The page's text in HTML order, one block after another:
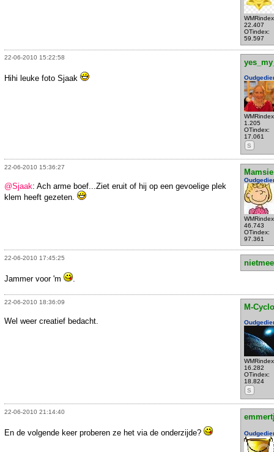
22.407
OTindex:
59.597
22-06-2010 15:22:58
1.205
OTindex:
17.061
S
Hihi leuke foto Sjaak
22-06-2010 15:36:27
Mamsie
46.743
OTindex:
97.361
@Sjaak: Ach arme boef...Ziet eruit of hij op een gevoelige plek
klem heeft gezeten.
22-06-2010 17:45:25
Jammer voor 'm
22-06-2010 18:36:09
M-
16.282
OTindex:
18.824
S
Wel weer creatief bedacht.
22-06-2010 21:14:40
En de volgende keer proberen ze het via de onderzijde?